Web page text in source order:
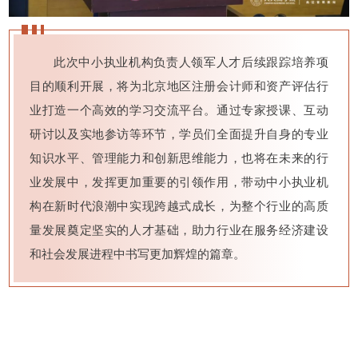
此次中小执业机构负责人领军人才后续跟踪培养项
目的顺利开展，将为北京地区注册会计师和资产评估行
业打造一个高效的学习交流平台。通过专家授课、互动
研讨以及实地参访等环节，学员们全面提升自身的专业
知识水平、管理能力和创新思维能力，也将在未来的行
业发展中，发挥更加重要的引领作用，带动中小执业机
构在新时代浪潮中实现跨越式成长，为整个行业的高质
量发展奠定坚实的人才基础，助力行业在服务经济建设
和社会发展进程中书写更加辉煌的篇章。